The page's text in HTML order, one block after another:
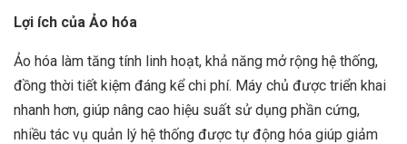
Lợi ích của Ảo hóa
Ảo hóa làm tăng tính linh hoạt, khả năng mở rộng hệ thống,
đồng thời tiết kiệm đáng kể chi phí. Máy chủ được triển khai
nhanh hơn, giúp nâng cao hiệu suất sử dụng phần cứng,
nhiều tác vụ quản lý hệ thống được tự động hóa giúp giảm